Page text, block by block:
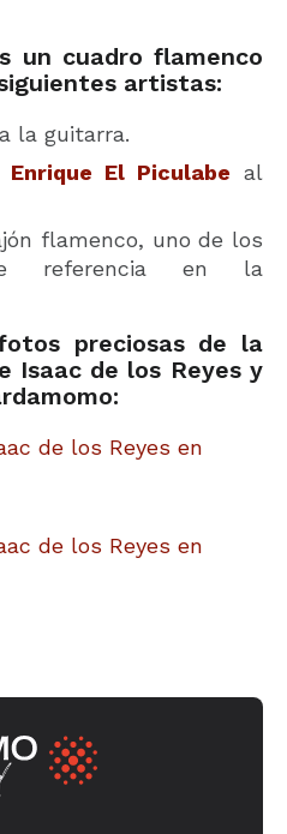
un cuadro flamenco
artistas:
a la guitarra.
Enrique El Piculabe al
flamenco, uno de los
referencia en la
preciosas de la
Isaac de los Reyes y